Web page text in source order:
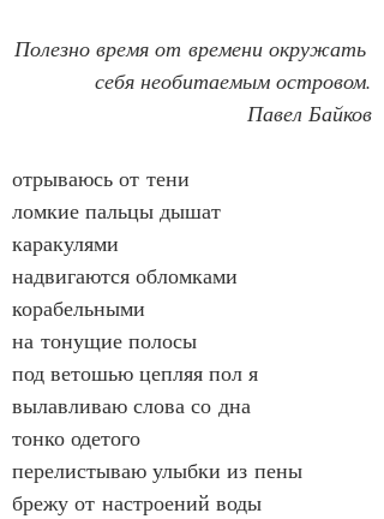
Полезно время от времени окружать
себя необитаемым островом.
Павел Байков
отрываюсь от тени
ломкие пальцы дышат
каракулями
надвигаются обломками
корабельными
на тонущие полосы
под ветошью цепляя пол я
вылавливаю слова со дна
тонко одетого
перелистываю улыбки из пены
брежу от настроений воды